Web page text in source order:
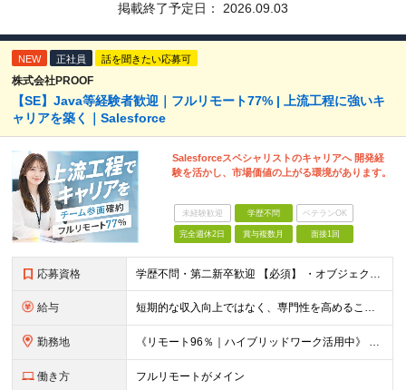
掲載終了予定日： 2026.09.03
NEW 正社員 話を聞きたい応募可
株式会社PROOF
【SE】Java等経験者歓迎｜フルリモート77% | 上流工程に強いキ
ャリアを築く｜Salesforce
Salesforceスペシャリストのキャリアへ 開発経
験を活かし、市場価値の上がる環境があります。
未経験歓迎 学歴不問 ベテランOK
完全週休2日 賞与複数月 面接1回
応募資格 学歴不問・第二新卒歓迎 【必須】 ・オブジェクト指向言語での開発経験 └ Java / Python / Swift / Kotlin / JavaScript / TypeScript / PH
給与 短期的な収入向上ではなく、専門性を高めることで、 《長期的に収入を伸ばしていくキャリア形成》を重視しています。 【想定年収・月給】 □ 想定年収：350万円〜1,000万円 □ 月給：25万円〜75
勤務地 《リモート96％｜ハイブリッドワーク活用中》 基本はリモートワークのため、全国どこからでも勤務が可能です。 本社は高知県ですが、東京・全国各地のメンバーが活躍しています。 希望の勤務地・働き方はお気軽
働き方 フルリモートがメイン